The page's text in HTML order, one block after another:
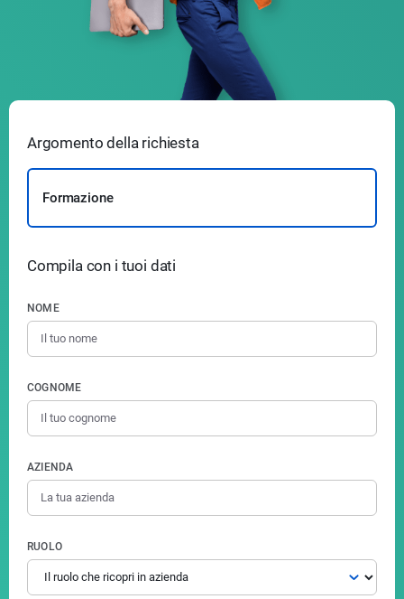
Argomento della richiesta
Formazione
Compila con i tuoi dati
NOME
COGNOME
AZIENDA
RUOLO